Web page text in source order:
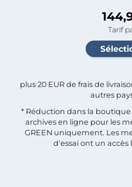
Tarif
plus 20 EUR de frais de
autres
* Réduction dans la
archives en ligne pour les
GREEN uniquement. Les
d'essai ont un accès